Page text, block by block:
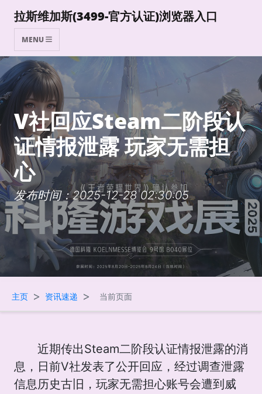
拉斯维加斯(3499-官方认证)浏览器入口
MENU
V社回应Steam二阶段认
证情报泄露 玩家无需担
心
发布时间：2025-12-28 02:30:05
主页 > 资讯速递 > 当前页面
近期传出Steam二阶段认证情报泄露的消
息，日前V社发表了公开回应，经过调查泄露
信息历史古旧，玩家无需担心账号会遭到威